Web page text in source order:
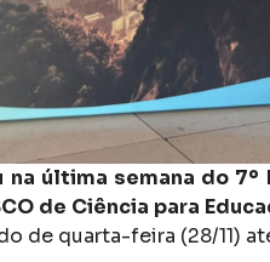
última semana do 7º
de Ciência para
de quarta-feira (28/11)